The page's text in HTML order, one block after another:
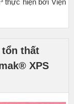
thực hiện bởi Viện
tổn thất
XPS